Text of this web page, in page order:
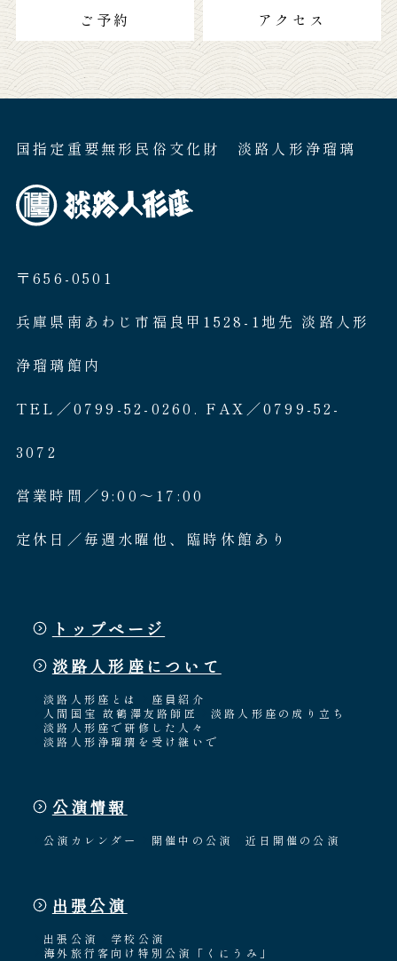
ご予約 アクセス
国指定重要無形民俗文化財 淡路人形浄瑠璃
〒656-0501
兵庫県南あわじ市福良甲1528-1地先 淡路人形
浄瑠璃館内
TEL／0799-52-0260. FAX／0799-52-
3072
営業時間／9:00〜17:00
定休日／毎週水曜他、臨時休館あり
トップページ
淡路人形座について
淡路人形座とは
座員紹介
人間国宝 故鶴澤友路師匠
淡路人形座の成り立ち
淡路人形座で研修した人々
淡路人形浄瑠璃を受け継いで
公演情報
公演カレンダー 開催中の公演 近日開催の公演
出張公演
出張公演
学校公演
海外旅行客向け特別公演「くにうみ」